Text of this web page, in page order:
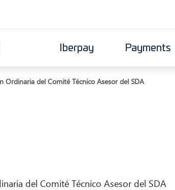
Iberpay Payments
Ordinaria del Comité Técnico Asesor del SDA
del Comité Técnico Asesor del SDA